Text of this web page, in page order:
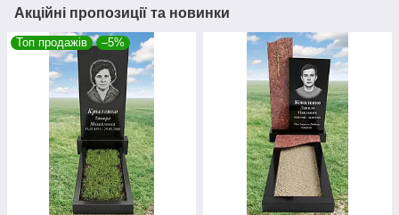
Акційні пропозиції та новинки
Топ продажів –5%